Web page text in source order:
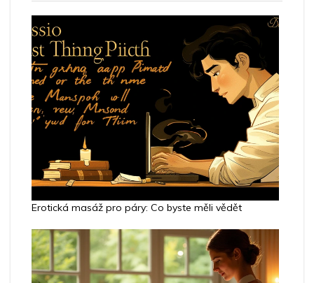
Erotická masáž pro páry: Co byste měli vědět